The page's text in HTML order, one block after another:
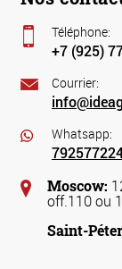
Téléphone:
+7 (925)
Courrier:
Whatsapp:
Moscow:
off.110 ou
Saint-